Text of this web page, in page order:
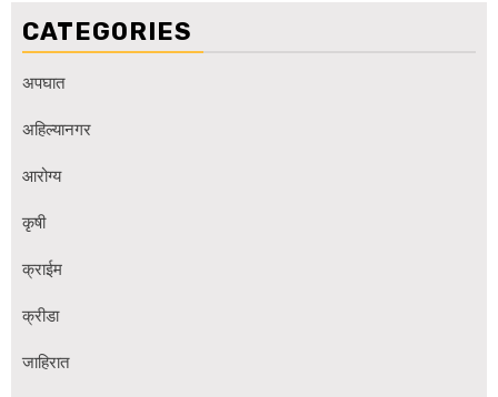
CATEGORIES
अपघात
अहिल्यानगर
आरोग्य
कृषी
क्राईम
क्रीडा
जाहिरात